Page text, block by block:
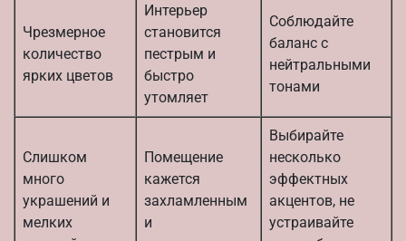
Чрезмерное
количество
ярких цветов
Интерьер
становится
пестрым и
быстро
утомляет
Соблюдайте
баланс с
нейтральными
тонами
Слишком
много
украшений и
мелких
Помещение
кажется
захламленным
и
Выбирайте
несколько
эффектных
акцентов, не
устраивайте